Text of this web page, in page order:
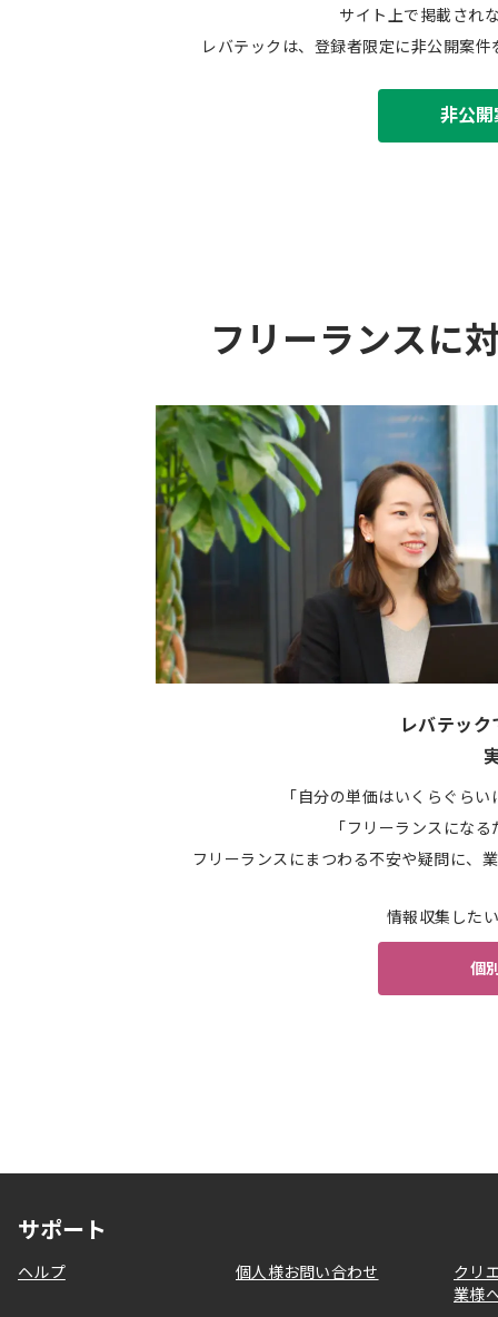
サイト上で掲載され
レバテックは、登録者限定に非公開案
非公
フリーランスに
レバテッ
「自分の単価はいくらぐら
「フリーランスにな
フリーランスにまつわる不安や疑問に、
情報収集した
個
サポート
ヘルプ 個人様お問い合わせ
クリ
業様